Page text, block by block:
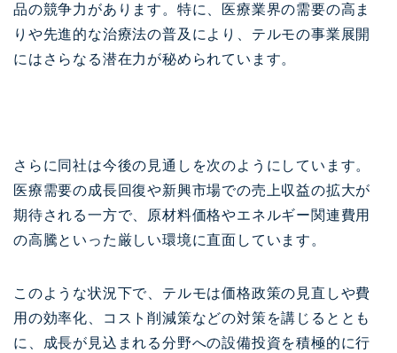
品の競争力があります。特に、医療業界の需要の高ま
りや先進的な治療法の普及により、テルモの事業展開
にはさらなる潜在力が秘められています。
さらに同社は今後の見通しを次のようにしています。
医療需要の成長回復や新興市場での売上収益の拡大が
期待される一方で、原材料価格やエネルギー関連費用
の高騰といった厳しい環境に直面しています。
このような状況下で、テルモは価格政策の見直しや費
用の効率化、コスト削減策などの対策を講じるととも
に、成長が見込まれる分野への設備投資を積極的に行